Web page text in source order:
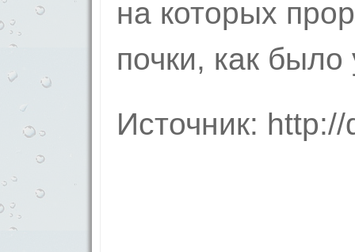
на которых
почки, как
Источник: